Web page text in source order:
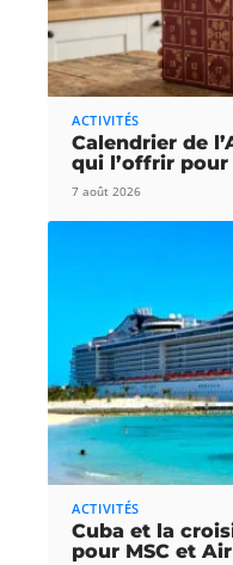
ACTIVITÉS
Calendrier de
qui l’offrir
7 août 2026
ACTIVITÉS
Cuba et la
pour MSC et